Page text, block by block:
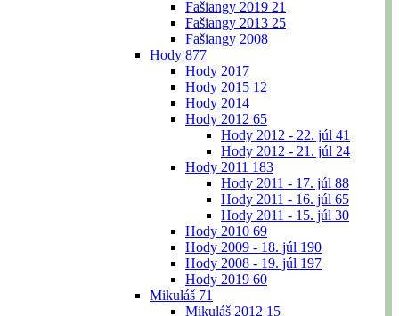
Fašiangy 2019 21
Fašiangy 2013 25
Fašiangy 2008
Hody 877
Hody 2017
Hody 2015 12
Hody 2014
Hody 2012 65
Hody 2012 - 22. júl 41
Hody 2012 - 21. júl 24
Hody 2011 183
Hody 2011 - 17. júl 88
Hody 2011 - 16. júl 65
Hody 2011 - 15. júl 30
Hody 2010 69
Hody 2009 - 18. júl 190
Hody 2008 - 19. júl 197
Hody 2019 60
Mikuláš 71
Mikuláš 2012 15